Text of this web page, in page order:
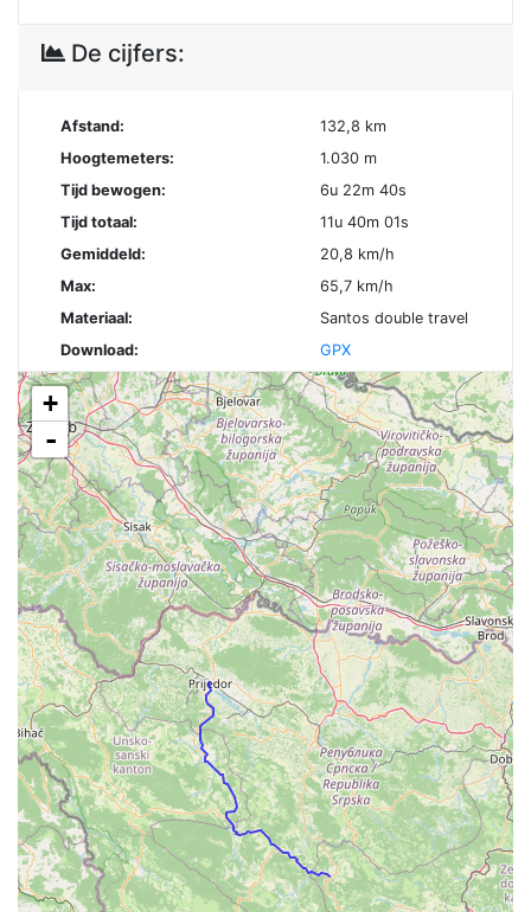
De cijfers:
Afstand:
132,8 km
Hoogtemeters:
1.030 m
Tijd bewogen:
6u 22m 40s
Tijd totaal:
11u 40m 01s
Gemiddeld:
20,8 km/h
Max:
65,7 km/h
Materiaal:
Santos double travel
Download:
GPX
+
-